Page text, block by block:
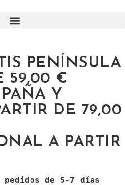
PENÍNSULA
59,00 €
Y
DE 79,00
A PARTIR
pedidos de 5-7 días